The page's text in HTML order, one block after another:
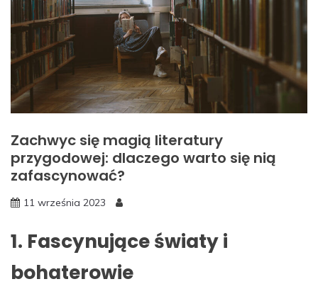
Zachwyc się magią literatury
przygodowej: dlaczego warto się nią
zafascynować?
11 września 2023
1. Fascynujące światy i
bohaterowie